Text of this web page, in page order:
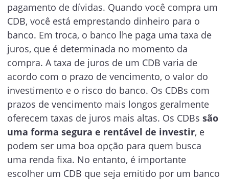
pagamento de dívidas. Quando você compra um
CDB, você está emprestando dinheiro para o
banco. Em troca, o banco lhe paga uma taxa de
juros, que é determinada no momento da
compra. A taxa de juros de um CDB varia de
acordo com o prazo de vencimento, o valor do
investimento e o risco do banco. Os CDBs com
prazos de vencimento mais longos geralmente
oferecem taxas de juros mais altas. Os CDBs são
uma forma segura e rentável de investir, e
podem ser uma boa opção para quem busca
uma renda fixa. No entanto, é importante
escolher um CDB que seja emitido por um banco